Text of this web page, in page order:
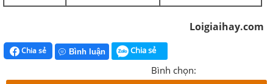
Loigiaihay.com
Chia sẻ Bình luận Chia sẻ
Bình chọn: